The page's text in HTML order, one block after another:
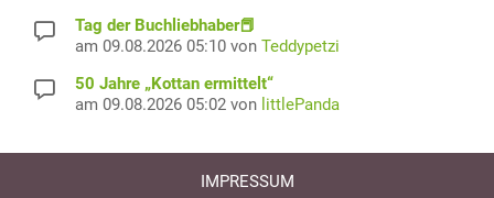
Tag der Buchliebhaber📕
am 09.08.2026 05:10 von Teddypetzi
50 Jahre „Kottan ermittelt“
am 09.08.2026 05:02 von littlePanda
IMPRESSUM